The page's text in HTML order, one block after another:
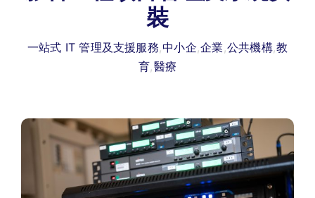
裝
一站式 IT 管理及支援服務,中小企,企業 ,公共機構,教
育,醫療